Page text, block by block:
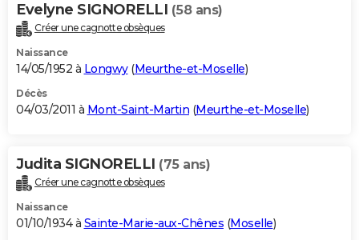
Evelyne SIGNORELLI (58 ans)
Créer une cagnotte obsèques
Naissance
14/05/1952 à Longwy(Meurthe-et-Moselle)
Décès
04/03/2011 à Mont-Saint-Martin (Meurthe-et-Moselle)
Judita SIGNORELLI (75 ans)
Créer une cagnotte obsèques
Naissance
01/10/1934 à Sainte-Marie-aux-Chênes (Moselle)